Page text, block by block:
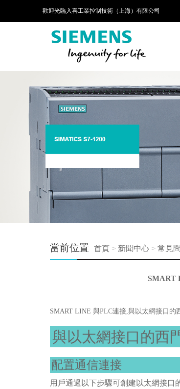
歡迎光臨入喜工業控制技術（上海）有限公司
當前位置 首頁 > 新聞中心 > 常見
SMART
SMART LINE 與PLC連接,與以太網接口的
與以太網接口的西
配置通信連接
用戶通過以下步驟可創建以太網接口